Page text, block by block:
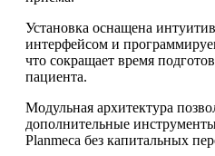
Установка оснащена
интерфейсом и
что сокращает время
пациента.
Модульная архитектура
дополнительные
Planmeca без капитальных